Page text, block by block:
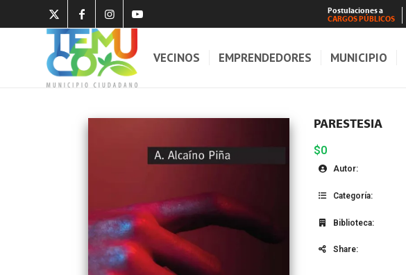
Postulaciones a
CARGOS PÚBLICOS
VECINOS EMPRENDEDORES MUNICIPIO
PARESTESIA
$0
Autor:
Categoría:
Biblioteca:
Share: